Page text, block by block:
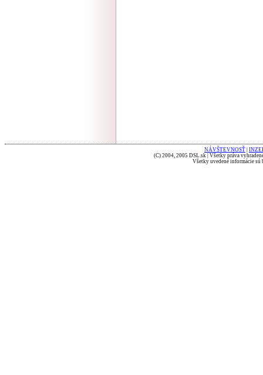
NÁVŠTEVNOSŤ
(C) 2004, 2005 DSL.sk | Všetky práva
Všetky uvedené informácie sú